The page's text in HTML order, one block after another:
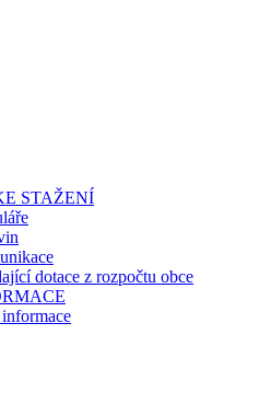
STAŽENÍ
dotace z rozpočtu obce